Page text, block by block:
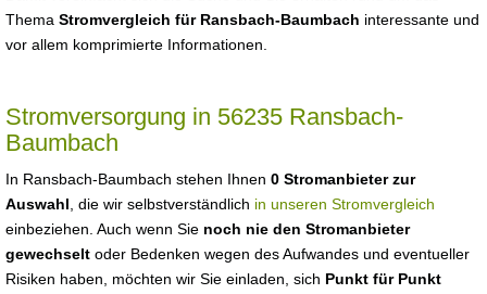
Thema Stromvergleich für Ransbach-Baumbach interessante und
vor allem komprimierte Informationen.
Stromversorgung in 56235 Ransbach-
Baumbach
In Ransbach-Baumbach stehen Ihnen 0 Stromanbieter zur
Auswahl , die wir selbstverständlich in unseren Stromvergleich
einbeziehen. Auch wenn Sie noch nie den Stromanbieter
gewechselt oder Bedenken wegen des Aufwandes und eventueller
Risiken haben, möchten wir Sie einladen, sich Punkt für Punkt